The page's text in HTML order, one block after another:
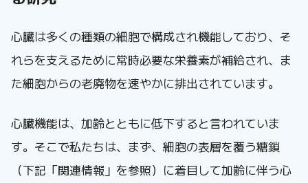
心臓は多くの種類の細胞で構成され機能しており、そ
れらを支えるために常時必要な栄養素が補給され、ま
た細胞からの老廃物を速やかに排出されています。
心臓機能は、加齢とともに低下すると言われていま
す。そこで私たちは、まず、細胞の表層を覆う糖鎖
（下記「関連情報」を参照）に着目して加齢に伴う心